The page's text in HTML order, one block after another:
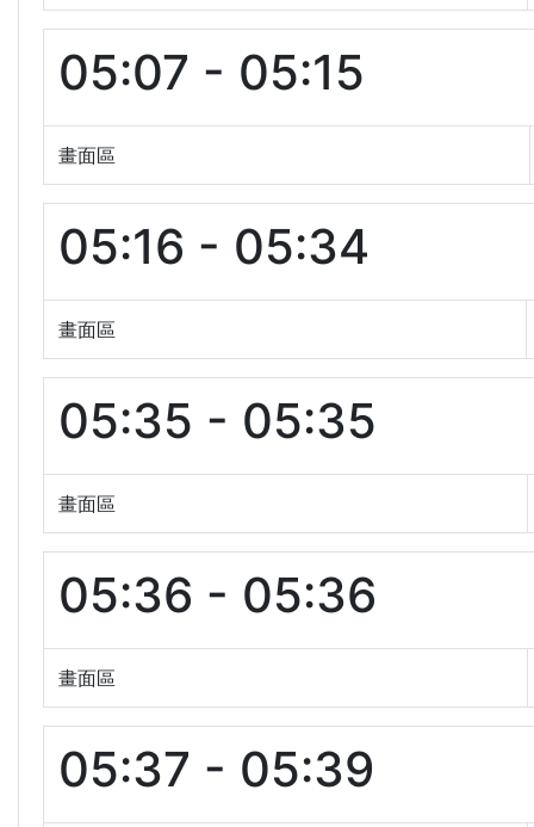
05:07 - 05:15
畫面區
05:16 - 05:34
畫面區
05:35 - 05:35
畫面區
05:36 - 05:36
畫面區
05:37 - 05:39